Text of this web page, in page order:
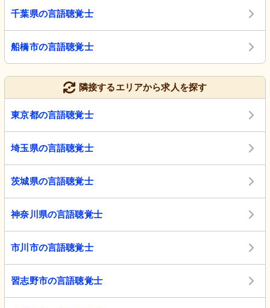
千葉県の言語聴覚士
船橋市の言語聴覚士
隣接するエリアから求人を探す
東京都の言語聴覚士
埼玉県の言語聴覚士
茨城県の言語聴覚士
神奈川県の言語聴覚士
市川市の言語聴覚士
習志野市の言語聴覚士